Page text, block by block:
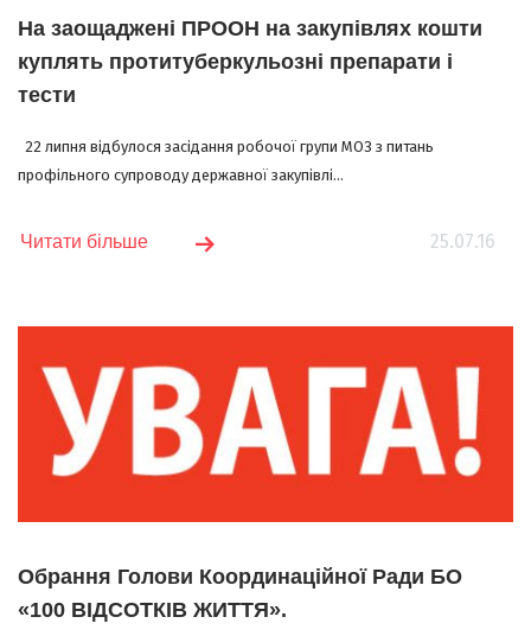
На заощаджені ПРООН на закупівлях кошти
куплять протитуберкульозні препарати і
тести
22 липня відбулося засідання робочої групи МОЗ з питань
профільного супроводу державної закупівлі...
25.07.16
Читати більше
Обрання Голови Координаційної Ради БО
«100 ВІДСОТКІВ ЖИТТЯ».